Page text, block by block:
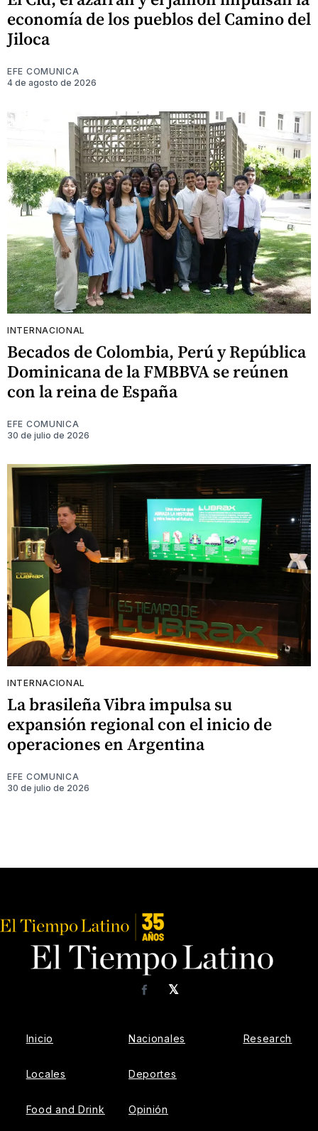
economía de los pueblos del Camino del
Jiloca
EFE COMUNICA
4 de agosto de 2026
INTERNACIONAL
Becados de Colombia, Perú y República
Dominicana de la FMBBVA se reúnen
con la reina de España
EFE COMUNICA
30 de julio de 2026
INTERNACIONAL
La brasileña Vibra impulsa su
expansión regional con el inicio de
operaciones en Argentina
EFE COMUNICA
30 de julio de 2026
𝕏
Facebook
Inicio
Locales
Food and Drink
Nacionales
Deportes
Opinión
Research